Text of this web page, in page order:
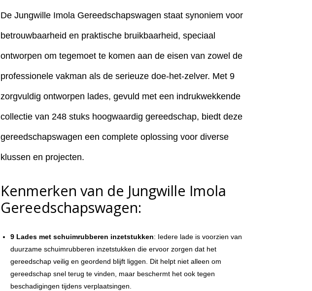
De Jungwille Imola Gereedschapswagen staat synoniem voor
betrouwbaarheid en praktische bruikbaarheid, speciaal
ontworpen om tegemoet te komen aan de eisen van zowel de
professionele vakman als de serieuze doe-het-zelver. Met 9
zorgvuldig ontworpen lades, gevuld met een indrukwekkende
collectie van 248 stuks hoogwaardig gereedschap, biedt deze
gereedschapswagen een complete oplossing voor diverse
klussen en projecten.
Kenmerken van de Jungwille Imola
Gereedschapswagen:
9 Lades met schuimrubberen inzetstukken: Iedere lade is voorzien van
duurzame schuimrubberen inzetstukken die ervoor zorgen dat het
gereedschap veilig en geordend blijft liggen. Dit helpt niet alleen om
gereedschap snel terug te vinden, maar beschermt het ook tegen
beschadigingen tijdens verplaatsingen.